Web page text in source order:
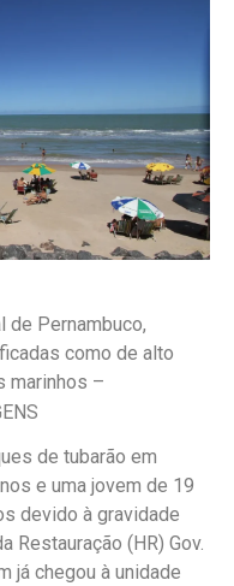
de Pernambuco,
como de alto
marinhos –
de tubarão em
e uma jovem de 19
devido à gravidade
(HR) Gov.
já chegou à unidade